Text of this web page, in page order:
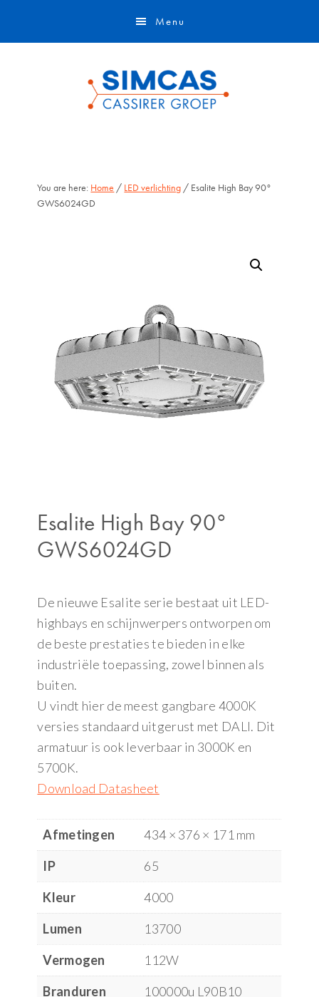
Menu
You are here: Home / LED verlichting / Esalite High Bay 90°
GWS6024GD
Esalite High Bay 90°
GWS6024GD
De nieuwe Esalite serie bestaat uit LED-
highbays en schijnwerpers ontworpen om
de beste prestaties te bieden in elke
industriële toepassing, zowel binnen als
buiten.
U vindt hier de meest gangbare 4000K
versies standaard uitgerust met DALI. Dit
armatuur is ook leverbaar in 3000K en
5700K.
Download Datasheet
Afmetingen
434 × 376 × 171 mm
IP
65
Kleur
4000
Lumen
13700
Vermogen
112W
Branduren
100000u L90B10